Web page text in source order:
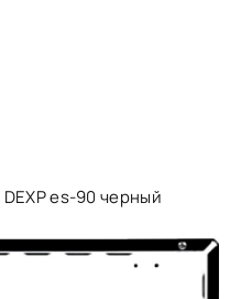
es-90 черный